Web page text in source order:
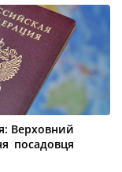
Верховний
посадовця